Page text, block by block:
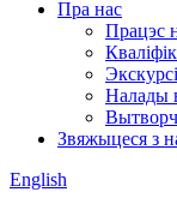
Пра нас
Працэс
Налады
Звяжыцеся з
English